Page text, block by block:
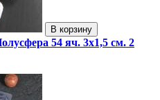
В корзину
54 яч. 3х1,5 см. 2